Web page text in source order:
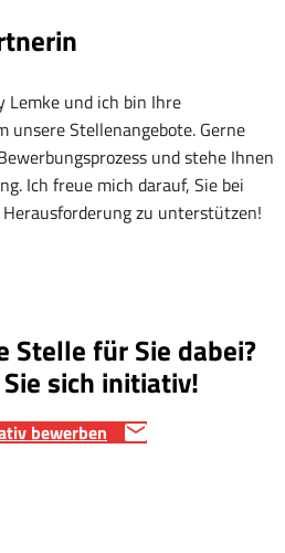
Lemke und ich bin Ihre
Stellenangebote. Gerne
und stehe Ihnen
Ich freue mich darauf, Sie bei
zu unterstützen!
Stelle für Sie dabei?
sich initiativ!
bewerben